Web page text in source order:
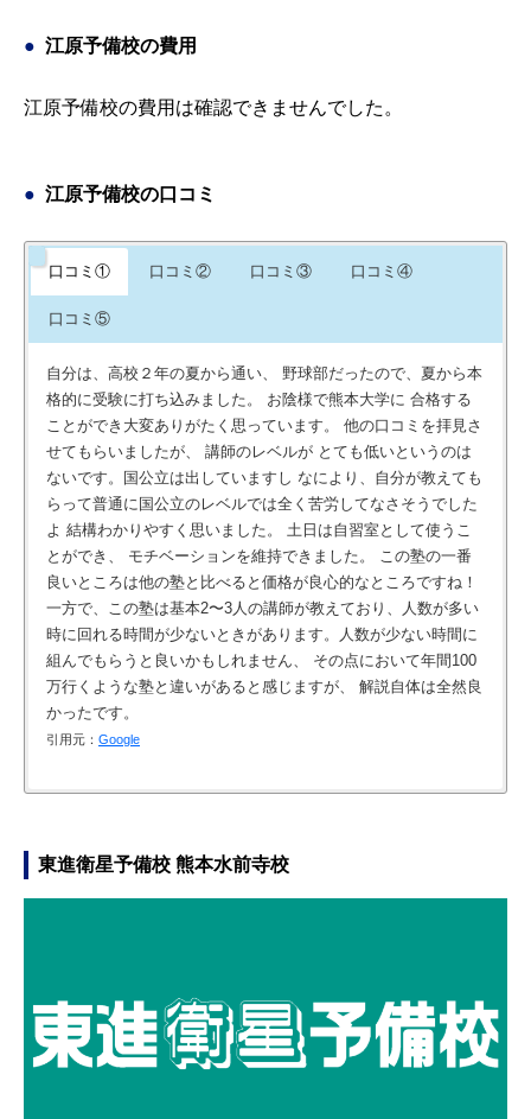
江原予備校の費用
江原予備校の費用は確認できませんでした。
江原予備校の口コミ
口コミ① 口コミ② 口コミ③ 口コミ④
口コミ⑤
自分は、高校２年の夏から通い、 野球部だったので、夏から本
格的に受験に打ち込みました。 お陰様で熊本大学に 合格する
ことができ大変ありがたく思っています。 他の口コミを拝見さ
せてもらいましたが、 講師のレベルが とても低いというのは
ないです。国公立は出していますし なにより、自分が教えても
らって普通に国公立のレベルでは全く苦労してなさそうでした
よ 結構わかりやすく思いました。 土日は自習室として使うこ
とができ、 モチベーションを維持できました。 この塾の一番
良いところは他の塾と比べると価格が良心的なところですね！
一方で、この塾は基本2〜3人の講師が教えており、人数が多い
時に回れる時間が少ないときがあります。人数が少ない時間に
組んでもらうと良いかもしれません、 その点において年間100
万行くような塾と違いがあると感じますが、 解説自体は全然良
かったです。
引用元： Google
さりこちらに決めました。 自分にあったカリキュラムを基礎か
ら指導して頂き、わからないところはわかるまで根気強く教え
なことから学ぶことが出来ました。分からないところは分かる
まで徹底的に教えてくださり、自分のペースで集中して勉強を
取りが出来、連絡を密に取れた。何度同じことを質問しても分
かるまで付き合ってくださり、深い理解と新しい学びに繋がっ
答えてくださいました。 基礎からの応用までのテキストがあ
り、一対一の指導なのでしっかりと理解を深めることができま
引用元：Google
東進衛星予備校 熊本水前寺校